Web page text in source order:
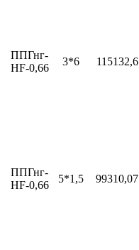
ППГнг-
HF-0,66
3*6 115132,6
ППГнг-
HF-0,66
5*1,5 99310,07